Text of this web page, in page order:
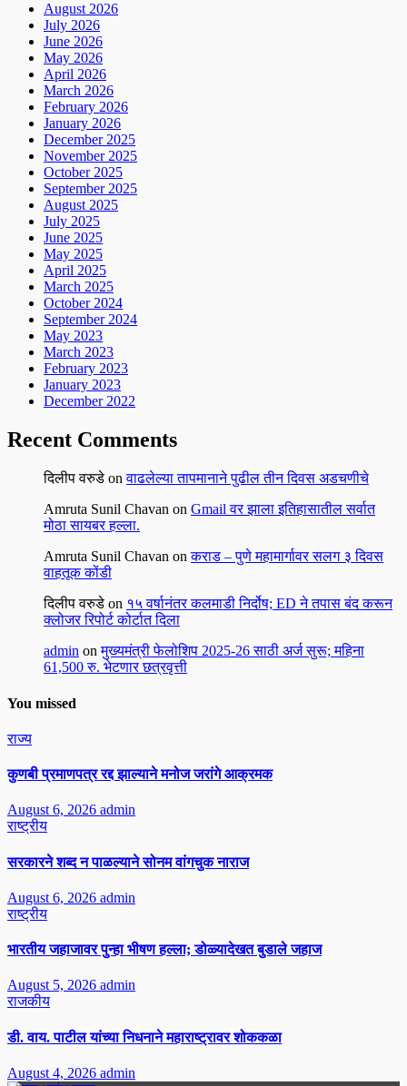
August 2026
July 2026
June 2026
May 2026
April 2026
March 2026
February 2026
January 2026
December 2025
November 2025
October 2025
September 2025
August 2025
July 2025
June 2025
May 2025
April 2025
March 2025
October 2024
September 2024
May 2023
March 2023
February 2023
January 2023
December 2022
Recent Comments
दिलीप वरुडे onवाढलेल्या तापमानाने पुढील तीन दिवस अडचणीचे
Amruta Sunil Chavan on Gmail वर झाला इतिहासातील सर्वात
मोठा सायबर हल्ला.
Amruta Sunil Chavan onकराड – पुणे महामार्गावर सलग ३ दिवस
वाहतूक कोंडी
दिलीप वरुडे on १५ वर्षानंतर कलमाडी निर्दोष; ED ने तपास बंद करून
क्लोजर रिपोर्ट कोर्टात दिला
admin onमुख्यमंत्री फेलोशिप 2025-26 साठी अर्ज सुरू; महिना
61,500 रु. भेटणार छत्रवृत्ती
You missed
राज्य
कुणबी प्रमाणपत्र रद्द झाल्याने मनोज जरांगे आक्रमक
August 6, 2026 admin
राष्ट्रीय
सरकारने शब्द न पाळल्याने सोनम वांगचुक नाराज
August 6, 2026 admin
राष्ट्रीय
भारतीय जहाजावर पुन्हा भीषण हल्ला; डोळ्यादेखत बुडाले जहाज
August 5, 2026 admin
राजकीय
डी. वाय. पाटील यांच्या निधनाने महाराष्ट्रावर शोककळा
August 4, 2026 admin